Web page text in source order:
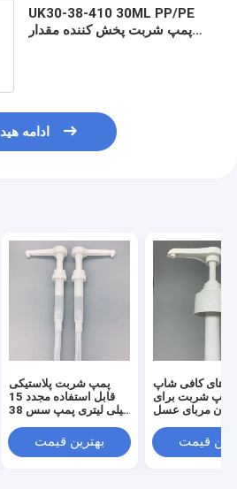
UK30-38-410 30ML PP/PE
پمپ شربت پخش کننده مقدار
ادامه هید
پمپ شربت پلاستیکی
قابل استفاده مجدد 15
میلی لیتری پمپ سس 38
بهترین قیمت
های کافی شاپ
پمپ شربت برای
مربای عسل
قیمت